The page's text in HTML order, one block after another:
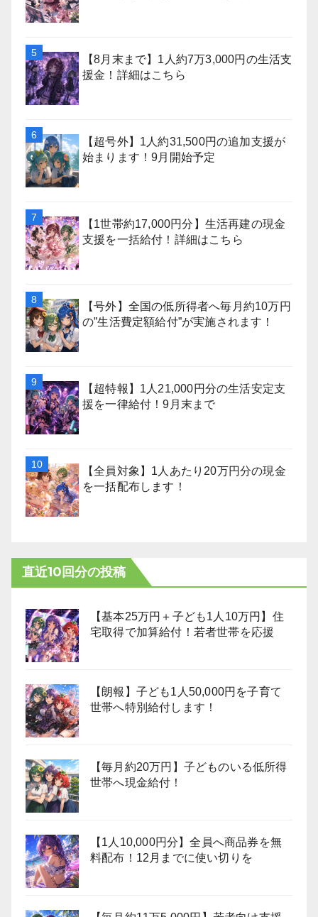
【8月末まで】1人約7万3,000円の生活支
援金！詳細はこちら
【超号外】1人約31,500円の追加支援が
始まります！9月開始予定
【1世帯約17,000円分】生活再建の現金
支援を一括給付！詳細はこちら
【号外】全国の低所得者へ毎月約10万円
の”生活費定額給付”が実施されます！
【超特報】1人21,000円分の生活安定支
援を一律給付！9月末まで
【全員対象】1人あたり20万円分の現金
を一括配布します！
直近10回分の投稿
【基本25万円＋子ども1人10万円】住
宅取得で加算給付！若者世帯を応援
【朗報】子ども1人50,000円を子育て
世帯へ特別給付します！
【毎月約20万円】子どものいる低所得
世帯へ現金給付！
【1人10,000円分】全員へ商品券を無
料配布！12月までに使い切りを